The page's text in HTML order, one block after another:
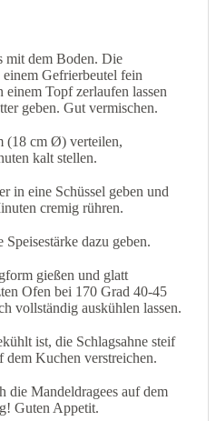
mit dem Boden. Die
Gefrierbeutel fein
Topf zerlaufen lassen
geben. Gut vermischen.
(18 cm Ø) verteilen,
kalt stellen.
in eine Schüssel geben und
cremig rühren.
dazu geben.
gießen und glatt
Ofen bei 170 Grad 40-45
vollständig auskühlen lassen.
ist, die Schlagsahne steif
dem Kuchen verstreichen.
die Mandeldragees auf dem
Guten Appetit.